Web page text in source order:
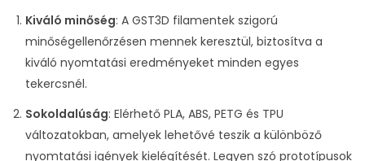
Kiváló minőség: A GST3D filamentek szigorú
minőségellenőrzésen mennek keresztül, biztosítva a
kiváló nyomtatási eredményeket minden egyes
tekercsnél.
Sokoldalúság: Elérhető PLA, ABS, PETG és TPU
változatokban, amelyek lehetővé teszik a különböző
nyomtatási igények kielégítését. Legyen szó prototípusok